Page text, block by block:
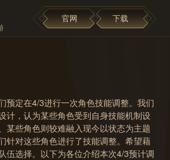
官网 下载
预定在4/3进行一次角色技能调整。我们
计，认为某些角色受到自身技能机制设
某些角色则较难融入现今以状态为主题
针对这些角色进行了技能调整。希望藉
伍选择。以下为各位介绍本次4/3预计调